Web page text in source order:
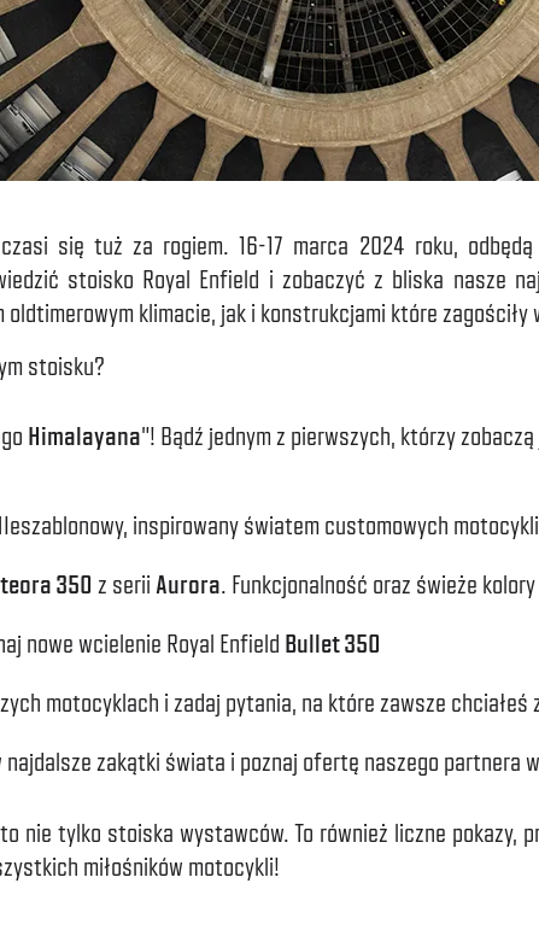
czasi się tuż za rogiem. 16-17 marca 2024 roku,
stoisko Royal Enfield i zobaczyć z bliska nasze
oldtimerowym klimacie, jak i konstrukcjami które zagościły
stoisku?
Himalayana”! Bądź jednym z pierwszych, którzy
inspirowany światem customowych
350 z serii Aurora. Funkcjonalność oraz świeże
nowe wcielenie Royal Enfield Bullet 350
motocyklach i zadaj pytania, na które zawsze chciałeś
najdalsze zakątki świata i poznaj ofertę naszego partnera
nie tylko stoiska wystawców. To również liczne pokazy,
miłośników motocykli!